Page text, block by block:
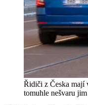
Řidiči z Česka mají
tomuhle nešvaru